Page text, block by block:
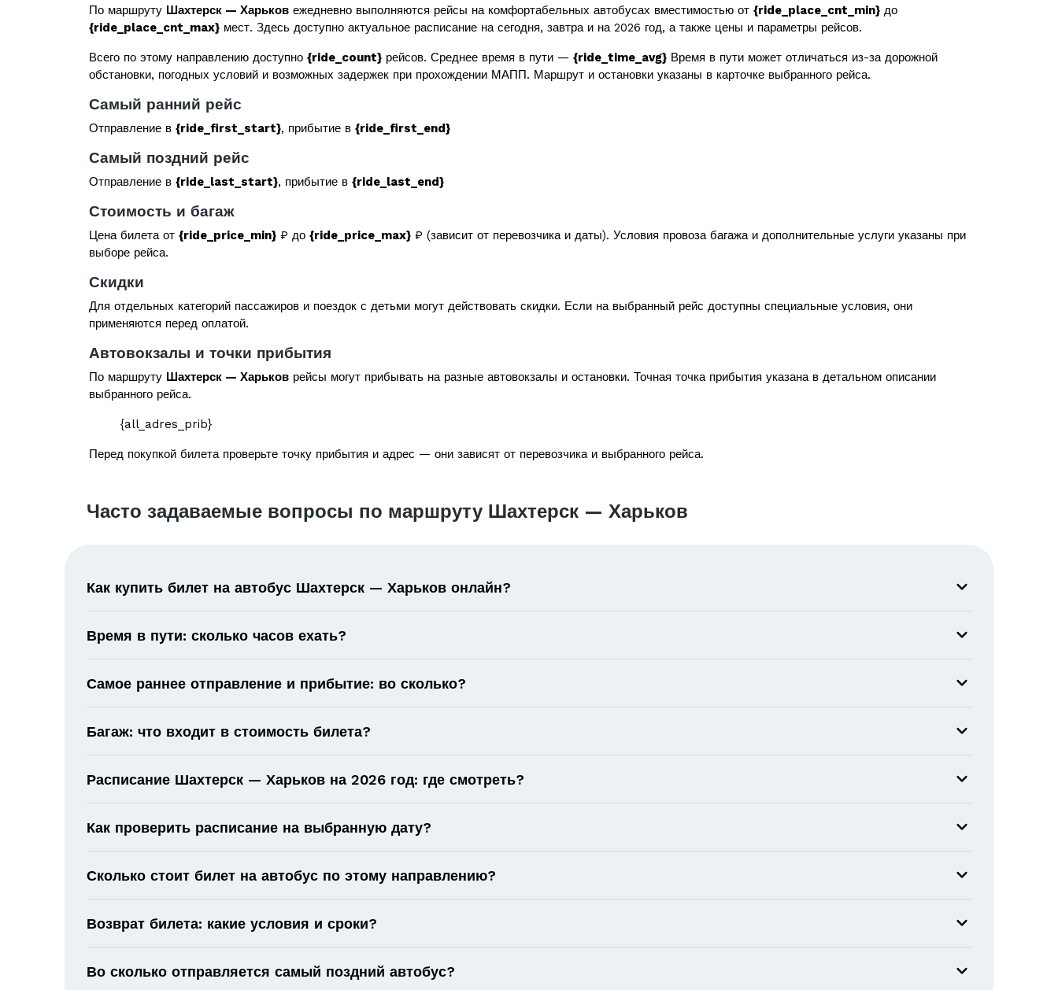
По маршруту Шахтерск — Харьков ежедневно выполняются рейсы на комфортабельных автобусах вместимостью от {ride_place_cnt_min} до
{ride_place_cnt_max} мест. Здесь доступно актуальное расписание на сегодня, завтра и на 2026 год, а также цены и параметры рейсов.
Всего по этому направлению доступно {ride_count} рейсов. Среднее время в пути — {ride_time_avg} Время в пути может отличаться из-за дорожной
обстановки, погодных условий и возможных задержек при прохождении МАПП. Маршрут и остановки указаны в карточке выбранного рейса.
Самый ранний рейс
Отправление в {ride_first_start}, прибытие в {ride_first_end}
Самый поздний рейс
Отправление в {ride_last_start}, прибытие в {ride_last_end}
Стоимость и багаж
Цена билета от {ride_price_min} ₽ до {ride_price_max} ₽ (зависит от перевозчика и даты). Условия провоза багажа и дополнительные услуги указаны при
выборе рейса.
Скидки
Для отдельных категорий пассажиров и поездок с детьми могут действовать скидки. Если на выбранный рейс доступны специальные условия, они
применяются перед оплатой.
Автовокзалы и точки прибытия
По маршруту Шахтерск — Харьков рейсы могут прибывать на разные автовокзалы и остановки. Точная точка прибытия указана в детальном описании
выбранного рейса.
{all_adres_prib}
Перед покупкой билета проверьте точку прибытия и адрес — они зависят от перевозчика и выбранного рейса.
Часто задаваемые вопросы по маршруту Шахтерск — Харьков
Как купить билет на автобус Шахтерск — Харьков онлайн?
Время в пути: сколько часов ехать?
Самое раннее отправление и прибытие: во сколько?
Багаж: что входит в стоимость билета?
Расписание Шахтерск — Харьков на 2026 год: где смотреть?
Как проверить расписание на выбранную дату?
Сколько стоит билет на автобус по этому направлению?
Возврат билета: какие условия и сроки?
Во сколько отправляется самый поздний автобус?